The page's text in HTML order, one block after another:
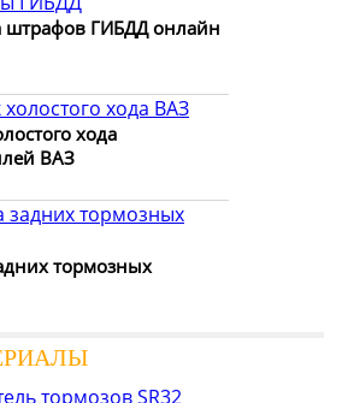
штрафов ГИБДД онлайн
хода
ВАЗ
тормозных